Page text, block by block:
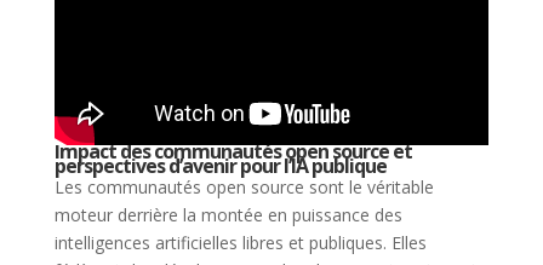
Impact des communautés open source et
perspectives d’avenir pour l’IA publique
Les communautés open source sont le véritable
moteur derrière la montée en puissance des
intelligences artificielles libres et publiques. Elles